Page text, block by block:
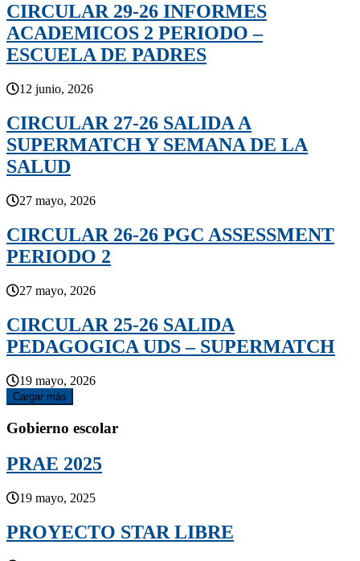
CIRCULAR 29-26 INFORMES
ACADEMICOS 2 PERIODO –
ESCUELA DE PADRES
12 junio, 2026
CIRCULAR 27-26 SALIDA A
SUPERMATCH Y SEMANA DE LA
SALUD
27 mayo, 2026
CIRCULAR 26-26 PGC ASSESSMENT
PERIODO 2
27 mayo, 2026
CIRCULAR 25-26 SALIDA
PEDAGOGICA UDS – SUPERMATCH
19 mayo, 2026
Cargar más
Gobierno escolar
PRAE 2025
19 mayo, 2025
PROYECTO STAR LIBRE